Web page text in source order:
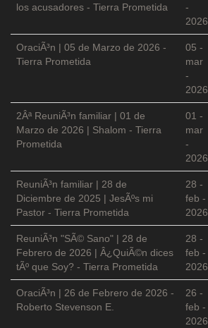
los acusadores - Tierra Prometida
-
2026
OraciÃ³n | 05 de Marzo de 2026 -
Tierra Prometida
05 -
mar
-
2026
2Âª ReuniÃ³n familiar | 01 de
Marzo de 2026 | Shalom - Tierra
Prometida
01 -
mar
-
2026
ReuniÃ³n familiar | 28 de
Diciembre de 2025 | JesÃºs mi
Pastor - Tierra Prometida
28 -
feb -
2026
ReuniÃ³n "SÃ© Sano" | 28 de
Febrero de 2026 | Â¿QuiÃ©n dices
tÃº que Soy? - Tierra Prometida
28 -
feb -
2026
OraciÃ³n | 26 de Febrero de 2026 -
Roberto Stevenson E.
26 -
feb -
2026